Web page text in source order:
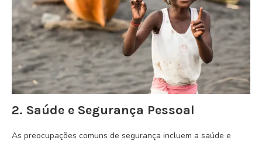
2. Saúde e Segurança Pessoal
As preocupações comuns de segurança incluem a saúde e